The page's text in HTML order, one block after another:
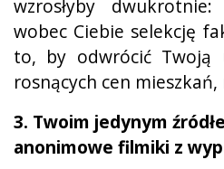
wzrosłyby
wobec Ciebie selekcję
to, by odwrócić Twoją
rosnących cen
3. Twoim jedynym
anonimowe filmiki z